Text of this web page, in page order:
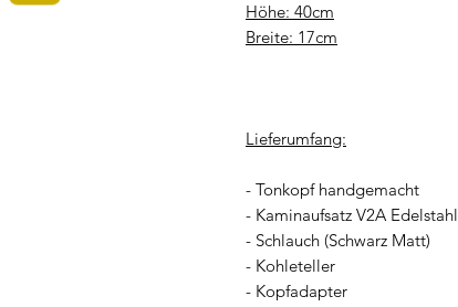
Höhe: 40cm
Breite: 17cm
Lieferumfang:
- Tonkopf handgemacht
- Kaminaufsatz V2A Edelstahl
- Schlauch (Schwarz Matt)
- Kohleteller
- Kopfadapter